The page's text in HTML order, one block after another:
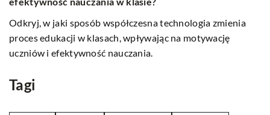
Odkryj doświadczenia z kursów Virtua Lingua i dowiedz
się, jak skutecznie nauczyć się języka hiszpańskiego online.
Praktyczne metody, narzędzia i wskazówki, które pomogą
Tagi